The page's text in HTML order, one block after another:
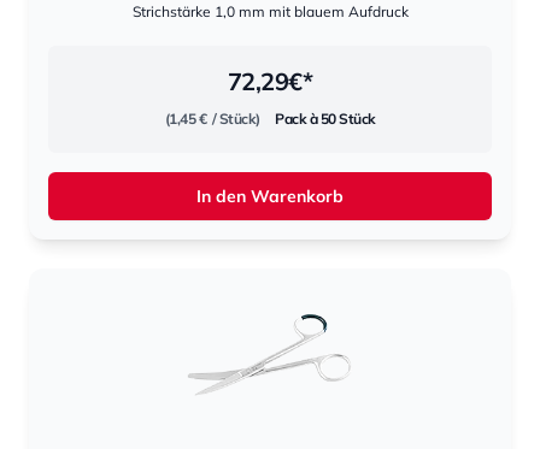
Strichstärke 1,0 mm mit blauem Aufdruck
72,29€*
(1,45 € / Stück) Pack à 50 Stück
In den Warenkorb